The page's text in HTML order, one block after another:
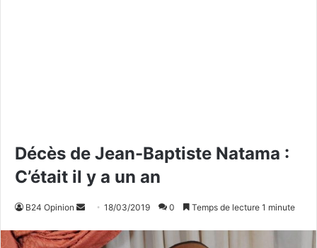
Décès de Jean-Baptiste Natama :
C’était il y a un an
B24 Opinion
v
18/03/2019 0 Temps de lecture 1 minute